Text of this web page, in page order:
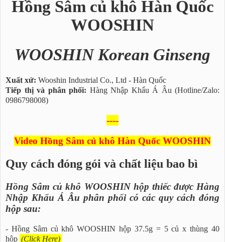
Hồng Sâm củ khô Hàn Quốc
WOOSHIN
WOOSHIN Korean Ginseng
Xuất xứ: Wooshin Industrial Co., Ltd - Hàn Quốc
Tiếp thị và phân phối: Hàng Nhập Khẩu Á Âu (Hotline/Zalo:
0986798008)
----
Video Hồng Sâm củ khô Hàn Quốc WOOSHIN
Quy cách đóng gói và chất liệu bao bì
Hồng Sâm củ khô WOOSHIN hộp thiếc được Hàng
Nhập Khẩu Á Âu phân phối có các quy cách đóng
hộp sau:
- Hồng Sâm củ khô WOOSHIN hộp 37.5g = 5 củ x thùng 40
hộp (Click Here)